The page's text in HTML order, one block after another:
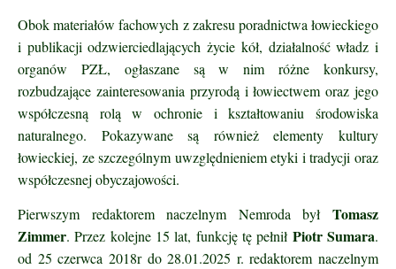
Obok materiałów fachowych z zakresu poradnictwa łowieckiego
i publikacji odzwierciedlających życie kół, działalność władz i
organów PZŁ, ogłaszane są w nim różne konkursy,
rozbudzające zainteresowania przyrodą i łowiectwem oraz jego
współczesną rolą w ochronie i kształtowaniu środowiska
naturalnego. Pokazywane są również elementy kultury
łowieckiej, ze szczególnym uwzględnieniem etyki i tradycji oraz
współczesnej obyczajowości.
Pierwszym redaktorem naczelnym Nemroda był Tomasz
Zimmer. Przez kolejne 15 lat, funkcję tę pełnił Piotr Sumara.
od 25 czerwca 2018r do 28.01.2025 r. redaktorem naczelnym